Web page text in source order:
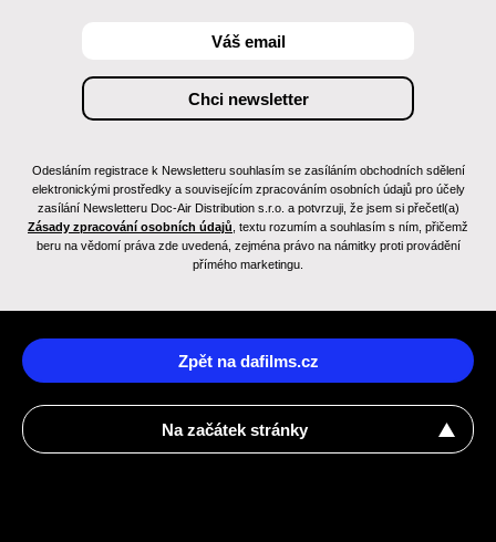
Odesláním registrace k Newsletteru souhlasím se zasíláním obchodních sdělení
elektronickými prostředky a souvisejícím zpracováním osobních údajů pro účely
zasílání Newsletteru Doc-Air Distribution s.r.o. a potvrzuji, že jsem si přečetl(a)
Zásady zpracování osobních údajů , textu rozumím a souhlasím s ním, přičemž
beru na vědomí práva zde uvedená, zejména právo na námitky proti provádění
přímého marketingu.
Zpět na dafilms.cz
Na začátek stránky